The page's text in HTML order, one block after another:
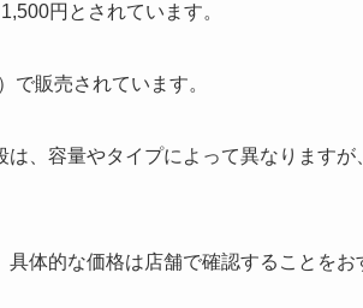
円とされています。
で販売されています。
、容量やタイプによって異なります
体的な価格は店舗で確認することをお